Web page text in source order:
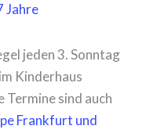
Jahre
jeden 3. Sonntag
Kinderhaus
sind auch
Frankfurt und